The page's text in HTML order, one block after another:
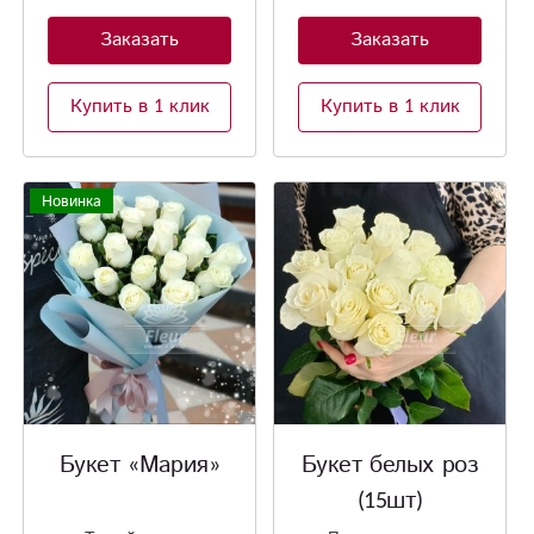
Заказать
Купить в 1 клик
Заказать
Купить в 1 клик
Новинка
Букет «Мария»
Букет белых роз
(15шт)